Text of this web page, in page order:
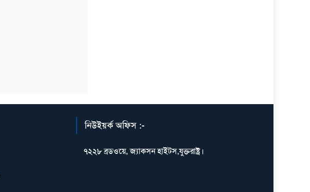
নিউইয়র্ক অফিস :-
৭২২৮ ব্রডওয়ে, জ্যাকসন হাইটস,যুক্তরাষ্ট্র।